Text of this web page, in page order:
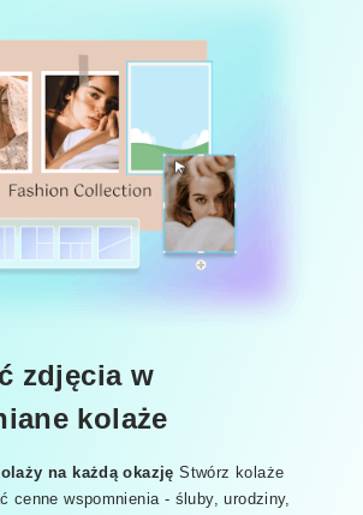
zdjęcia w
kolaże
na każdą okazję Stwórz kolaże
cenne wspomnienia - śluby, urodziny,